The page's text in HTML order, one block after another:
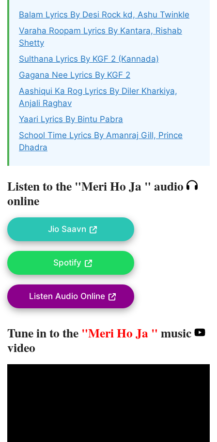
Balam Lyrics By Desi Rock kd, Ashu Twinkle
Varaha Roopam Lyrics By Kantara, Rishab
Shetty
Sulthana Lyrics By KGF 2 (Kannada)
Gagana Nee Lyrics By KGF 2
Aashiqui Ka Rog Lyrics By Diler Kharkiya,
Anjali Raghav
Yaari Lyrics By Bintu Pabra
School Time Lyrics By Amanraj Gill, Prince
Dhadra
Listen to the "Meri Ho Ja " audio
online
Jio Saavn
Spotify
Listen Audio Online
Tune in to the "Meri Ho Ja " music
video